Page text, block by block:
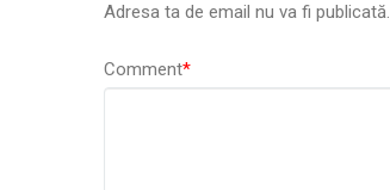
Adresa ta de email nu va fi publicată.
Comment*